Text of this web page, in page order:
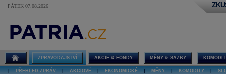
PÁTEK 07.08.2026
ZPRAVODAJSTVÍ AKCIE & FONDY MĚNY & SAZBY
PŘEHLED ZPRÁV AKCIOVÉ EKONOMICKÉ MĚNY KOMODITY